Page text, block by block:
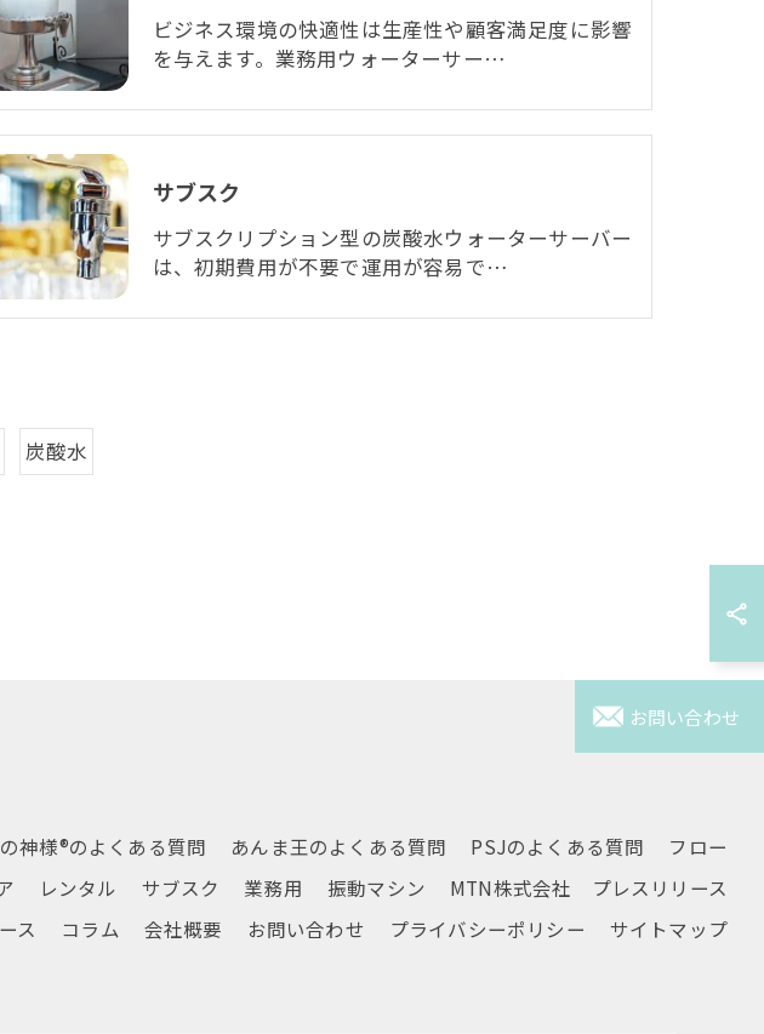
ビジネス環境の快適性は生産性や顧客満足度に影響
を与えます。業務用ウォーターサー…
サブスク
サブスクリプション型の炭酸水ウォーターサーバー
は、初期費用が不要で運用が容易で…
炭酸水
お問い合わせ
神様®のよくある質問 あんま王のよくある質問 PSJのよくある質問
フロー
レンタル サブスク 業務用 振動マシン
MTN株式会社 プレスリリース
ス
コラム 会社概要 お問い合わせ プライバシーポリシー サイトマップ